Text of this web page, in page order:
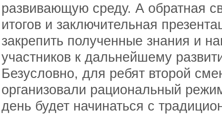
развивающую среду. А обратная
итогов и заключительная
закрепить полученные знания и
участников к дальнейшему
Безусловно, для ребят второй
организовали рациональный
день будет начинаться с